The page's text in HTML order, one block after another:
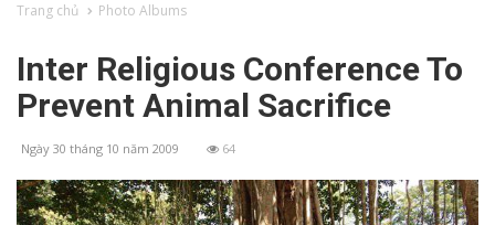
Trang chủ Photo Albums
Inter Religious Conference To
Prevent Animal Sacrifice
Ngày 30 tháng 10 năm 2009 64